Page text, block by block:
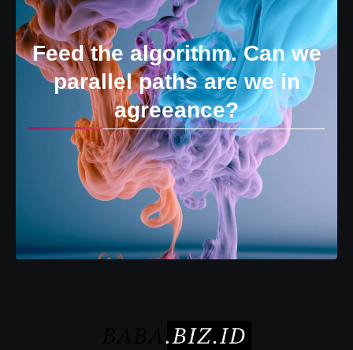
Feed the algorithm. Can we
parallel paths are we in
agreeance?